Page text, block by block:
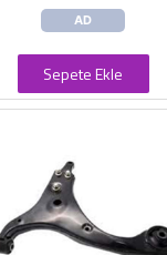
AD
Sepete Ekle